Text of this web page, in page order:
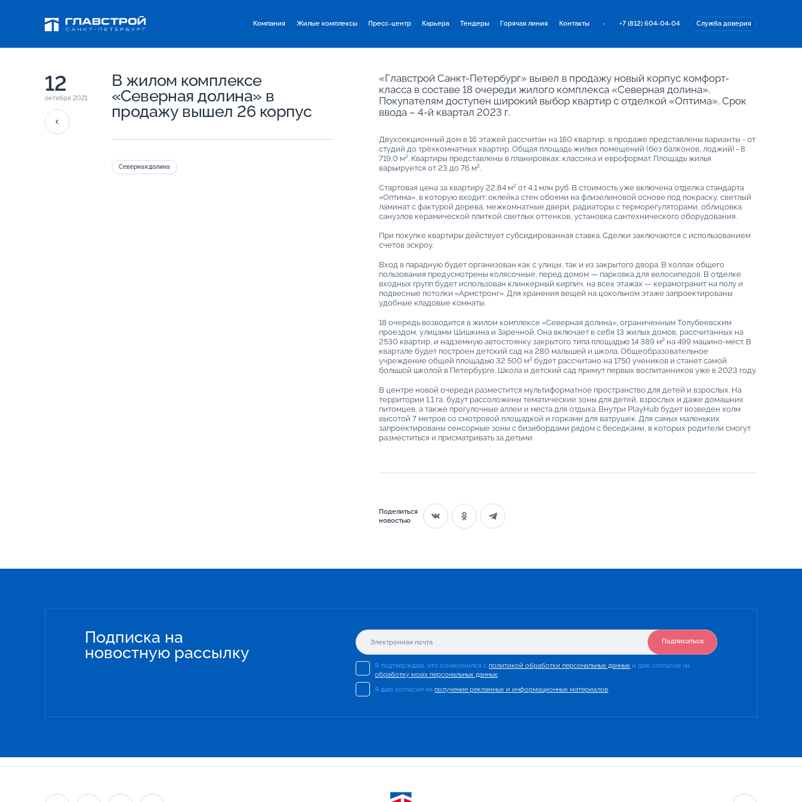
Компания Жилые комплексы Пресс-центр Карьера Тендеры Горячая линия Контакты +7 (812) 604-04-04 Служба доверия
12
октября 2021
В жилом комплексе
«Северная долина» в
продажу вышел 26 корпус
Северная долина
«Главстрой Санкт-Петербург» вывел в продажу новый корпус комфорт-
класса в составе 18 очереди жилого комплекса «Северная долина».
Покупателям доступен широкий выбор квартир с отделкой «Оптима». Срок
ввода – 4-й квартал 2023 г.
Двухсекционный дом в 16 этажей рассчитан на 180 квартир, в продаже представлены варианты - от
студий до трёхкомнатных квартир. Общая площадь жилых помещений (без балконов, лоджий) - 8
719,0 м². Квартиры представлены в планировках: классика и евроформат. Площадь жилья
варьируется от 23 до 76 м².
Стартовая цена за квартиру 22,84 м² от 4,1 млн руб. В стоимость уже включена отделка стандарта
«Оптима», в которую входит: оклейка стен обоями на флизелиновой основе под покраску, светлый
ламинат с фактурой дерева, межкомнатные двери, радиаторы с терморегуляторами, облицовка
санузлов керамической плиткой светлых оттенков, установка сантехнического оборудования.
При покупке квартиры действует субсидированная ставка. Сделки заключаются с использованием
счетов эскроу.
Вход в парадную будет организован как с улицы, так и из закрытого двора. В холлах общего
пользования предусмотрены колясочные, перед домом — парковка для велосипедов. В отделке
входных групп будет использован клинкерный кирпич, на всех этажах — керамогранит на полу и
подвесные потолки «Армстронг». Для хранения вещей на цокольном этаже запроектированы
удобные кладовые комнаты.
18 очередь возводится в жилом комплексе «Северная долина», ограниченным Толубеевским
проездом, улицами Шишкина и Заречной. Она включает в себя 13 жилых домов, рассчитанных на
2530 квартир, и надземную автостоянку закрытого типа площадью 14 389 м² на 499 машино-мест. В
квартале будет построен детский сад на 280 малышей и школа. Общеобразовательное
учреждение общей площадью 32 500 м² будет рассчитано на 1750 учеников и станет самой
большой школой в Петербурге. Школа и детский сад примут первых воспитанников уже в 2023 году.
В центре новой очереди разместится мультиформатное пространство для детей и взрослых. На
территории 1,1 га, будут рассоложены тематические зоны для детей, взрослых и даже домашних
питомцев, а также прогулочные аллеи и места для отдыха. Внутри PlayHub будет возведен холм
высотой 7 метров со смотровой площадкой и горками для ватрушек. Для самых маленьких
запроектированы сенсорные зоны с бизибордами рядом с беседками, в которых родители смогут
разместиться и присматривать за детьми.
Поделиться
новостью
Подписка на
новостную рассылку
Подписаться
Я подтверждаю, что ознакомился сполитикой обработки персональных данных и даю согласие на
обработку моих персональных данных
Я даю согласие наполучение рекламных и информационных материалов.